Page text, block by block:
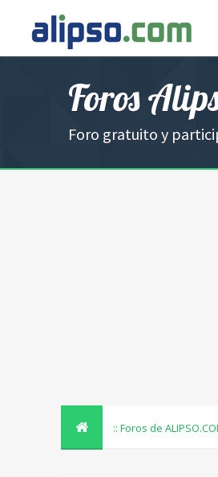
Foros
Foro gratuito y
:: Foros de